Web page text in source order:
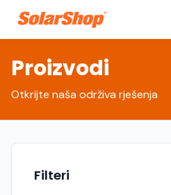
Proizvodi
Otkrijte naša održiva rješenja
Filteri